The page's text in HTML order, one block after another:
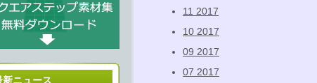
新ニュース
11 2017
10 2017
09 2017
07 2017